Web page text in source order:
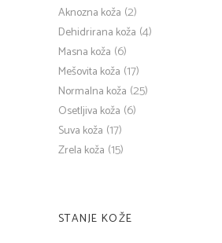
Aknozna koža (2)
Dehidrirana koža (4)
Masna koža (6)
Mešovita koža (17)
Normalna koža (25)
Osetljiva koža (6)
Suva koža (17)
Zrela koža (15)
STANJE KOŽE